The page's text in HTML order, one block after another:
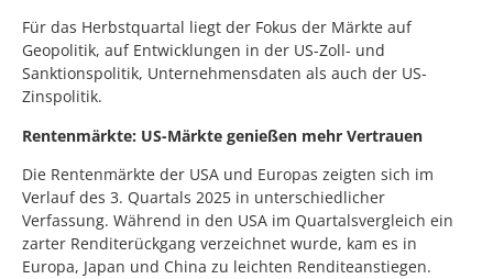
Für das Herbstquartal liegt der Fokus der Märkte auf
Geopolitik, auf Entwicklungen in der US-Zoll- und
Sanktionspolitik, Unternehmensdaten als auch der US-
Zinspolitik.
Rentenmärkte: US-Märkte genießen mehr Vertrauen
Die Rentenmärkte der USA und Europas zeigten sich im
Verlauf des 3. Quartals 2025 in unterschiedlicher
Verfassung. Während in den USA im Quartalsvergleich ein
zarter Renditerückgang verzeichnet wurde, kam es in
Europa, Japan und China zu leichten Renditeanstiegen.